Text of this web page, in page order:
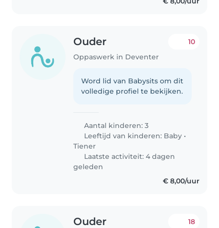
Ouder
Oppaswerk in Deventer
10
Word lid van Babysits om dit
volledige profiel te bekijken.
Aantal kinderen: 3
Leeftijd van kinderen: Baby •
Tiener
Laatste activiteit: 4 dagen
geleden
€ 8,00/uur
Ouder 18